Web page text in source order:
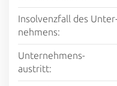
Insolvenz­fall des Unter­
nehmens:
Unter­nehmens­
austritt: